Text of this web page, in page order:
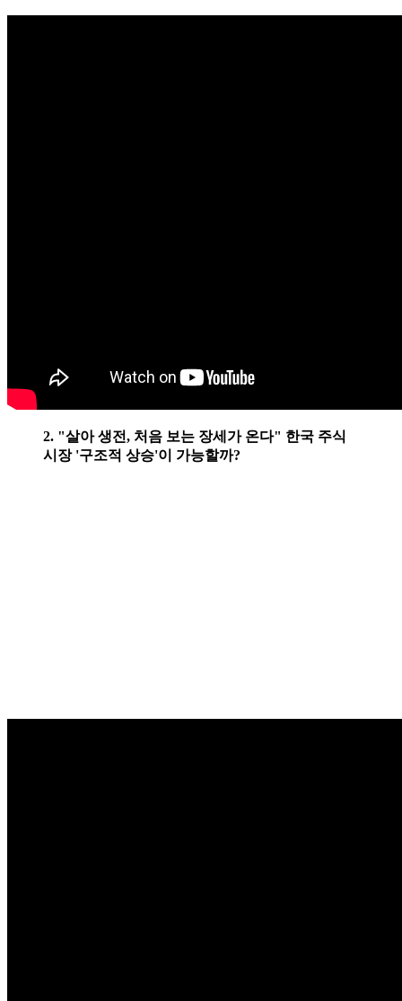
2. "살아 생전, 처음 보는 장세가 온다" 한국 주식
시장 '구조적 상승'이 가능할까?